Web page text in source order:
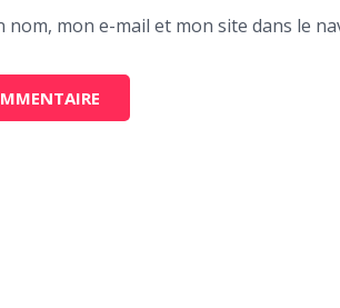
nom, mon e-mail et mon site dans le